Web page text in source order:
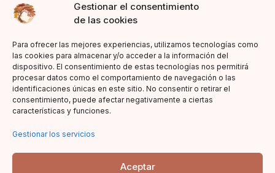
Gestionar el consentimiento
de las cookies
Para ofrecer las mejores experiencias, utilizamos tecnologías como
las cookies para almacenar y/o acceder a la información del
dispositivo. El consentimiento de estas tecnologías nos permitirá
procesar datos como el comportamiento de navegación o las
identificaciones únicas en este sitio. No consentir o retirar el
consentimiento, puede afectar negativamente a ciertas
características y funciones.
Gestionar los servicios
Aceptar
Acepto la política de privacidad